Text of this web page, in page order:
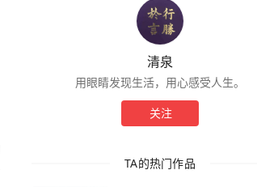
清泉
用眼睛发现生活，用心感受人生。
关注
TA的热门作品